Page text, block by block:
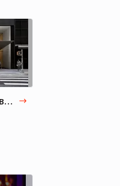
MoMA - Музей современного искусства, Нью-Йорк